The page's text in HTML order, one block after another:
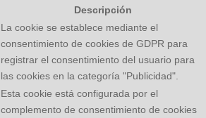
Descripción
La cookie se establece mediante el
consentimiento de cookies de GDPR para
registrar el consentimiento del usuario para
las cookies en la categoría "Publicidad".
Esta cookie está configurada por el
complemento de consentimiento de cookies